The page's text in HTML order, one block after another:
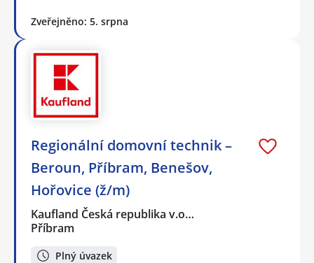
Zveřejněno: 5. srpna
Regionální domovní technik –
Beroun, Příbram, Benešov,
Hořovice (ž/m)
Kaufland Česká republika v.o…
Příbram
Plný úvazek